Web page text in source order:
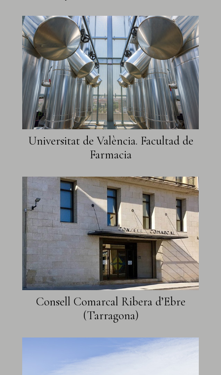
Universitat de València. Facultad de
Farmacia
Consell Comarcal Ribera d’Ebre
(Tarragona)